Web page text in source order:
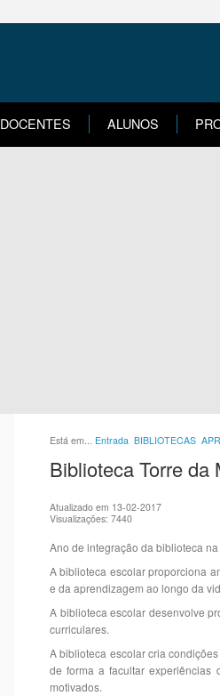
DOCENTES ALUNOS
Está em... Entrada BIBLIOTECAS
Biblioteca Torre da
Atualizado em 13-02-2017
Visualizações: 7440
Ano de integração da biblioteca na
A biblioteca escolar proporciona
e da aprendizagem ao longo da
A biblioteca escolar desenvolve
curriculares.
A biblioteca escolar cria
de forma a facultar experiências
motivados.